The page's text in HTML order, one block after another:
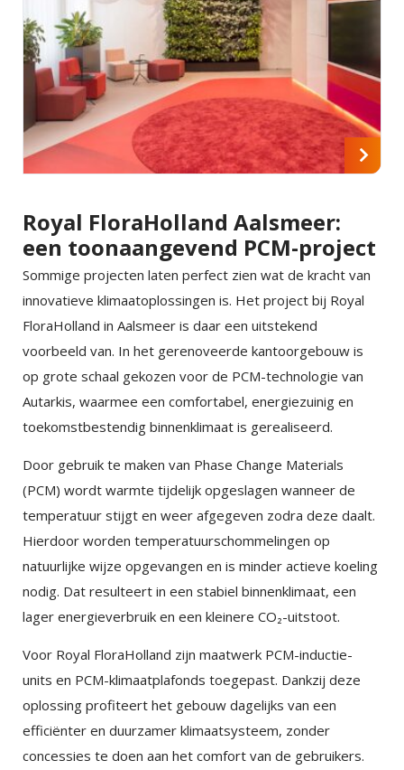
Royal FloraHolland Aalsmeer:
een toonaangevend PCM-project
Sommige projecten laten perfect zien wat de kracht van
innovatieve klimaatoplossingen is. Het project bij Royal
FloraHolland in Aalsmeer is daar een uitstekend
voorbeeld van. In het gerenoveerde kantoorgebouw is
op grote schaal gekozen voor de PCM-technologie van
Autarkis, waarmee een comfortabel, energiezuinig en
toekomstbestendig binnenklimaat is gerealiseerd.
Door gebruik te maken van Phase Change Materials
(PCM) wordt warmte tijdelijk opgeslagen wanneer de
temperatuur stijgt en weer afgegeven zodra deze daalt.
Hierdoor worden temperatuurschommelingen op
natuurlijke wijze opgevangen en is minder actieve koeling
nodig. Dat resulteert in een stabiel binnenklimaat, een
lager energieverbruik en een kleinere CO₂-uitstoot.
Voor Royal FloraHolland zijn maatwerk PCM-inductie-
units en PCM-klimaatplafonds toegepast. Dankzij deze
oplossing profiteert het gebouw dagelijks van een
efficiënter en duurzamer klimaatsysteem, zonder
concessies te doen aan het comfort van de gebruikers.
SHARE ×
Facebook
Twitter
LinkedIn
EXAMPLE POP-UP ×
Tristique sollicitudin nibh sit amet commodo nulla.
nascetur ridiculus mus. Id aliquet risus feugiat in
ante. Nullam vehicula ipsum a arcu. Tristique
magna sit amet purus gravida quis blandit turpis.
Tortor consequat id porta nibh venenatis cras sed
felis.
Faucibus vitae aliquet nec ullamcorper sit amet
risus nullam. Orci sagittis eu volutpat odio facilisis
mauris sit. Nisl nisi scelerisque eu ultrices vitae
auctor eu. Interdum posuere lorem ipsum dolor sit
amet consectetur adipiscing.